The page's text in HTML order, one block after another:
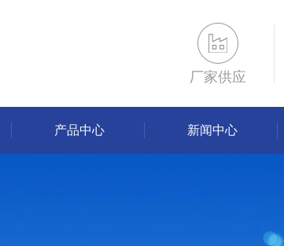
厂家供应
产品中心 新闻中心